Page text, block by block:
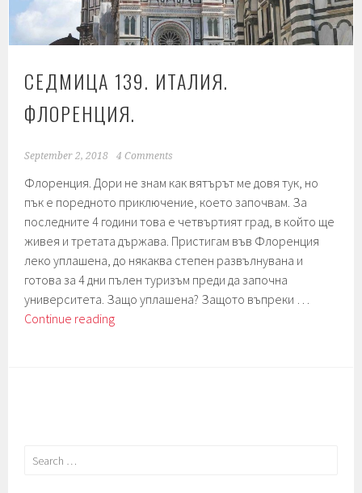
СЕДМИЦА 139. ИТАЛИЯ.
ФЛОРЕНЦИЯ.
September 2, 2018 4 Comments
Флоренция. Дори не знам как вятърът ме довя тук, но
пък е поредното приключение, което започвам. За
последните 4 години това е четвъртият град, в който ще
живея и третата държава. Пристигам във Флоренция
леко уплашена, до някаква степен развълнувана и
готова за 4 дни пълен туризъм преди да започна
университета. Защо уплашена? Защото въпреки …
Continue readingСедмица
Search